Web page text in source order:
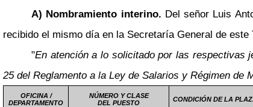
A) Nombramiento interino. Del señor Luis
recibido el mismo día en la Secretaría General de
"En atención a lo solicitado por las respectivas
25 del Reglamento a la Ley de Salarios y Régimen de
OFICINA /
DEPARTAMENTO
NÚMERO Y CLASE
DEL PUESTO
CONDICIÓN DE LA